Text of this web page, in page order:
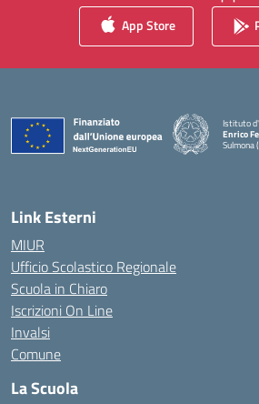
App Store
Istituto
Enrico
Sulmona
— Visita
Link Esterni
MIUR
Ufficio Scolastico Regionale
Scuola in Chiaro
Iscrizioni On Line
Invalsi
Comune
La Scuola